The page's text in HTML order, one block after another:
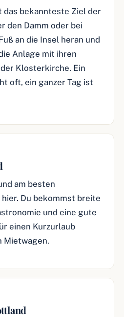
bekannteste Ziel der
den Damm oder bei
an die Insel heran und
Anlage mit ihren
Klosterkirche. Ein
oft, ein ganzer Tag ist
am besten
Du bekommst breite
und eine gute
einen Kurzurlaub
Mietwagen.